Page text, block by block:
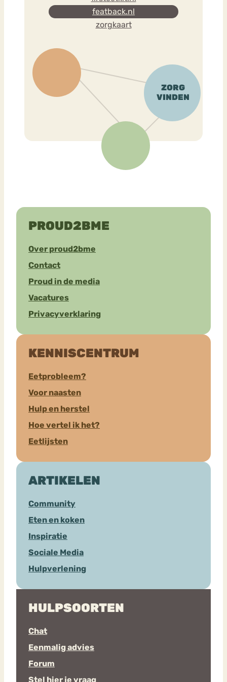
featback.nl
zorgkaart
PROUD2BME
Over proud2bme
Contact
Proud in de media
Vacatures
Privacyverklaring
KENNISCENTRUM
Eetprobleem?
Voor naasten
Hulp en herstel
Hoe vertel ik het?
Eetlijsten
ARTIKELEN
Community
Eten en koken
Inspiratie
Sociale Media
Hulpverlening
HULPSOORTEN
Chat
Eenmalig advies
Forum
Stel hier je vraag